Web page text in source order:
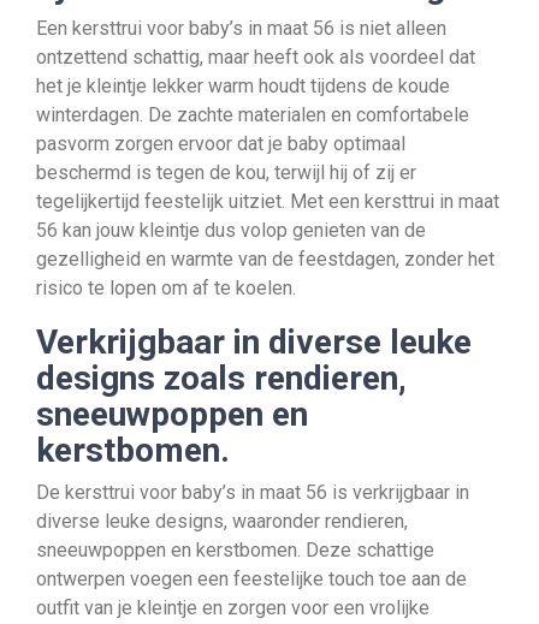
Een kersttrui voor baby’s in maat 56 is niet alleen
ontzettend schattig, maar heeft ook als voordeel dat
het je kleintje lekker warm houdt tijdens de koude
winterdagen. De zachte materialen en comfortabele
pasvorm zorgen ervoor dat je baby optimaal
beschermd is tegen de kou, terwijl hij of zij er
tegelijkertijd feestelijk uitziet. Met een kersttrui in maat
56 kan jouw kleintje dus volop genieten van de
gezelligheid en warmte van de feestdagen, zonder het
risico te lopen om af te koelen.
Verkrijgbaar in diverse leuke
designs zoals rendieren,
sneeuwpoppen en
kerstbomen.
De kersttrui voor baby’s in maat 56 is verkrijgbaar in
diverse leuke designs, waaronder rendieren,
sneeuwpoppen en kerstbomen. Deze schattige
ontwerpen voegen een feestelijke touch toe aan de
outfit van je kleintje en zorgen voor een vrolijke